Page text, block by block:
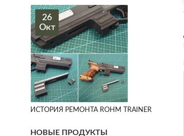
26
Окт
ИСТОРИЯ РЕМОНТА ROHM TRAINER
НОВЫЕ ПРОДУКТЫ